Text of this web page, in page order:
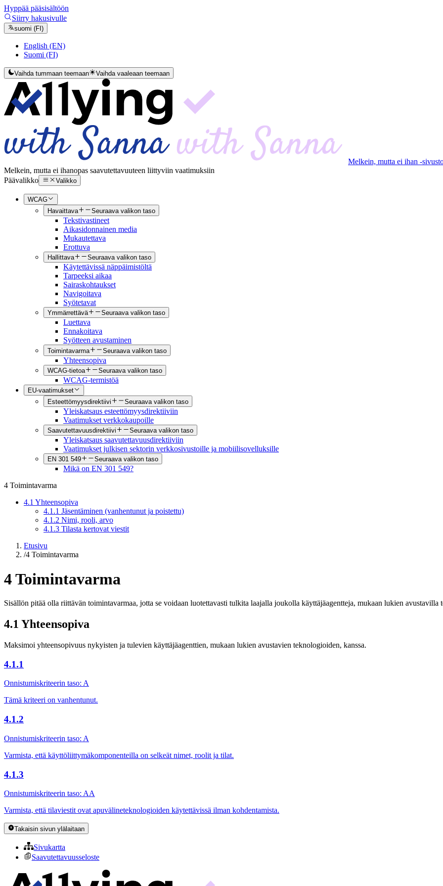
Hyppää pääsisältöön
Siirry hakusivulle
suomi (FI)
English (EN)
Suomi (FI)
Vaihda tummaan teemaan Vaihda vaaleaan teemaan
Melkein, mutta ei ihan -
Melkein, mutta ei ihanopas saavutettavuuteen liittyviin vaatimuksiin
Päävalikko
Valikko
WCAG
Havaittava
Seuraava valikon taso
Tekstivastineet
Aikasidonnainen media
Mukautettava
Erottuva
Hallittava Seuraava valikon taso
Käytettävissä näppäimistöltä
Tarpeeksi aikaa
Sairaskohtaukset
Navigoitava
Syötetavat
Ymmärrettävä Seuraava valikon taso
Luettava
Ennakoitava
Syötteen avustaminen
Toimintavarma Seuraava valikon taso
Yhteensopiva
WCAG-tietoa Seuraava valikon taso
WCAG-termistöä
EU-vaatimukset
Esteettömyysdirektiivi
Seuraava valikon taso
Yleiskatsaus esteettömyysdirektiiviin
Vaatimukset verkkokaupoille
Saavutettavuusdirektiivi Seuraava valikon taso
Yleiskatsaus saavutettavuusdirektiiviin
Vaatimukset julkisen sektorin verkkosivustoille ja mobiilisovelluksille
EN 301 549 Seuraava valikon taso
Mikä on EN 301 549?
4 Toimintavarma
4.1 Yhteensopiva
4.1.1 Jäsentäminen (vanhentunut ja poistettu)
4.1.2 Nimi, rooli, arvo
4.1.3 Tilasta kertovat viestit
Etusivu
/4 Toimintavarma
4 Toimintavarma
Sisällön pitää olla riittävän toimintavarmaa, jotta se voidaan luotettavasti tulkita laajalla joukolla käyttäjäagentteja, mukaan lukien avustavilla
4.1 Yhteensopiva
Maksimoi yhteensopivuus nykyisten ja tulevien käyttäjäagenttien, mukaan lukien avustavien teknologioiden, kanssa.
4.1.1
Onnistumiskriteerin taso: A
Tämä kriteeri on vanhentunut.
4.1.2
Onnistumiskriteerin taso: A
Varmista, että käyttöliittymäkomponenteilla on selkeät nimet, roolit ja tilat.
4.1.3
Onnistumiskriteerin taso: AA
Varmista, että tilaviestit ovat apuvälineteknologioiden käytettävissä ilman kohdentamista.
Takaisin sivun ylälaitaan
Sivukartta
Saavutettavuusseloste